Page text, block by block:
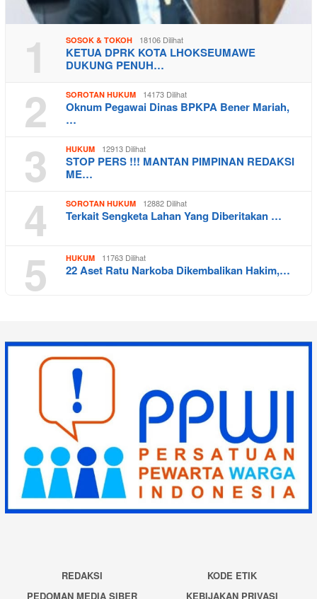
1 SOSOK & TOKOH 18106 Dilihat
KETUA DPRK KOTA LHOKSEUMAWE
DUKUNG PENUH…
2 SOROTAN HUKUM 14173 Dilihat
Oknum Pegawai Dinas BPKPA Bener Mariah,
…
3 HUKUM 12913 Dilihat
STOP PERS !!! MANTAN PIMPINAN REDAKSI
ME…
4 SOROTAN HUKUM 12882 Dilihat
Terkait Sengketa Lahan Yang Diberitakan …
5 HUKUM 11763 Dilihat
22 Aset Ratu Narkoba Dikembalikan Hakim,…
REDAKSI
KODE ETIK
PEDOMAN MEDIA SIBER
KEBIJAKAN PRIVASI